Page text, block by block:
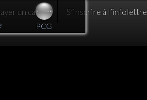
un café :) S’inscrire à l’infolettre
PCG